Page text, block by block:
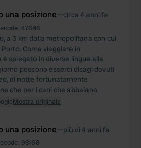
una posizione—circa 4 anni fa
47646
a 3 km dalla metropolitana con cui
Come viaggiare in
spiegato in diverse lingue alla
possono esserci disagi dovuti
di notte fortunatamente
che per i cani che abbaiano.
Mostra originale
una posizione—più di 4 anni fa
98168